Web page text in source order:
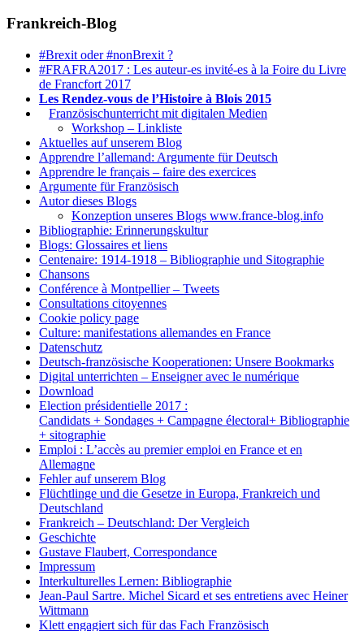
Frankreich-Blog
#Brexit oder #nonBrexit ?
#FRAFRA2017 : Les auteur-es invité-es à la Foire du Livre
de Francfort 2017
Les Rendez-vous de l’Histoire à Blois 2015
Französischunterricht mit digitalen Medien
Workshop – Linkliste
Aktuelles auf unserem Blog
Apprendre l’allemand: Argumente für Deutsch
Apprendre le français – faire des exercices
Argumente für Französisch
Autor dieses Blogs
Konzeption unseres Blogs www.france-blog.info
Bibliographie: Erinnerungskultur
Blogs: Glossaires et liens
Centenaire: 1914-1918 – Bibliographie und Sitographie
Chansons
Conférence à Montpellier – Tweets
Consultations citoyennes
Cookie policy page
Culture: manifestations allemandes en France
Datenschutz
Deutsch-französische Kooperationen: Unsere Bookmarks
Digital unterrichten – Enseigner avec le numérique
Download
Election présidentielle 2017 :
Candidats + Sondages + Campagne électoral+ Bibliographie
+ sitographie
Emploi : L’accès au premier emploi en France et en
Allemagne
Fehler auf unserem Blog
Flüchtlinge und die Gesetze in Europa, Frankreich und
Deutschland
Frankreich – Deutschland: Der Vergleich
Geschichte
Gustave Flaubert, Correspondance
Impressum
Interkulturelles Lernen: Bibliographie
Jean-Paul Sartre. Michel Sicard et ses entretiens avec Heiner
Wittmann
Klett engagiert sich für das Fach Französisch